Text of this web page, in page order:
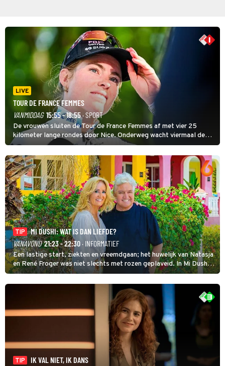
LIVE
TOUR DE FRANCE FEMMES
VANMIDDAG 15:55 - 18:55· SPORT
De vrouwen sluiten de Tour de France Femmes af met vier 25
kilometer lange rondes door Nice. Onderweg wacht viermaal de
zware Col d'Èze. Aan de finish op de Promenade des Anglais krijgt
de eindwinnaar de laatste gele trui.
TIP
MI DUSHI: WAT IS DAN LIEFDE?
VANAVOND 21:23 - 22:30 · INFORMATIEF
Een lastige start, ziekten en vreemdgaan; het huwelijk van Natasja
en René Froger was niet slechts met rozen geplaveid. In Mi Dushi:
Wat Is Dan Liefde? neemt Wilfred Genee het showbizzkoppel mee
uit vissen om het over de liefde te hebben.
TIP
IK VAL NIET, IK DANS